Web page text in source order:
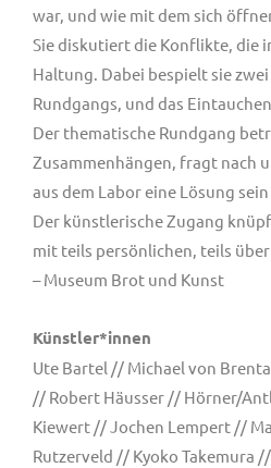
war, und wie mit dem sich
Sie diskutiert die Konflikte, die
Haltung. Dabei bespielt sie
Rundgangs, und das
Der thematische Rundgang
Zusammenhängen, fragt nach
aus dem Labor eine Lösung
Der künstlerische Zugang
mit teils persönlichen, teils
– Museum Brot und Kunst
Künstler*innen
Ute Bartel // Michael von
// Robert Häusser // Hörner/
Kiewert // Jochen Lempert //
Rutzerveld // Kyoko Takemura